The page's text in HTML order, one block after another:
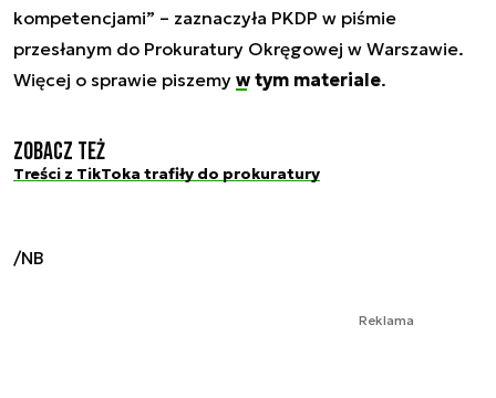
kompetencjami” – zaznaczyła PKDP w piśmie
przesłanym do Prokuratury Okręgowej w Warszawie.
Więcej o sprawie piszemy w tym materiale.
Zobacz też
Treści z TikToka trafiły do prokuratury
/NB
Reklama